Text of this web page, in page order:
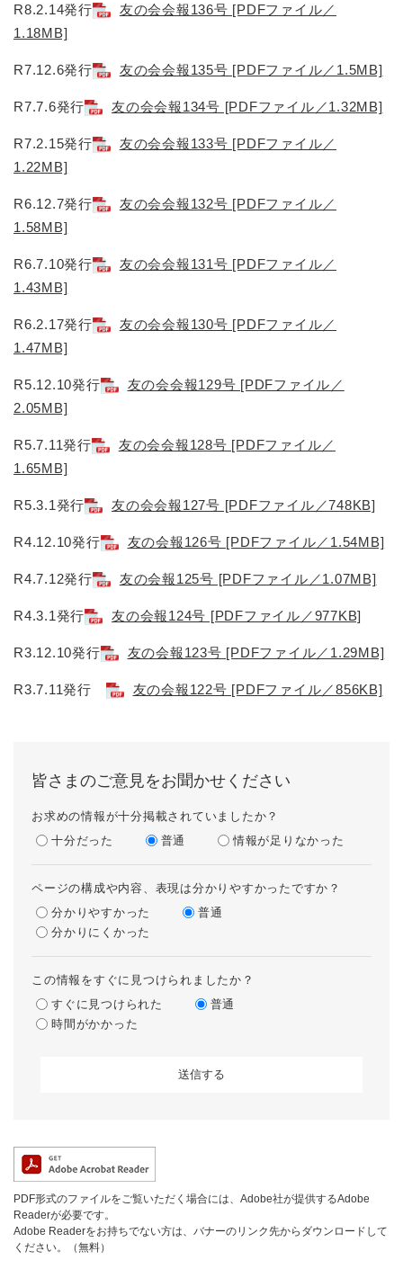
R8.2.14発行
友の会会報136号 [PDFファイル／
1.18MB]
R7.12.6発行 友の会会報135号 [PDFファイル／1.5MB]
R7.7.6発行 友の会会報134号 [PDFファイル／1.32MB]
R7.2.15発行
友の会会報133号 [PDFファイル／
1.22MB]
R6.12.7発行
友の会会報132号 [PDFファイル／
1.58MB]
R6.7.10発行
友の会会報131号 [PDFファイル／
1.43MB]
R6.2.17発行
友の会会報130号 [PDFファイル／
1.47MB]
R5.12.10発行
友の会会報129号 [PDFファイル／
2.05MB]
R5.7.11発行
友の会会報128号 [PDFファイル／
1.65MB]
R5.3.1発行 友の会会報127号 [PDFファイル／748KB]
R4.12.10発行 友の会報126号 [PDFファイル／1.54MB]
R4.7.12発行 友の会報125号 [PDFファイル／1.07MB]
R4.3.1発行 友の会報124号 [PDFファイル／977KB]
R3.12.10発行 友の会報123号 [PDFファイル／1.29MB]
R3.7.11発行 友の会報122号 [PDFファイル／856KB]
皆さまのご意見をお聞かせください
お求めの情報が十分掲載されていましたか？
十分だった
普通 情報が足りなかった
ページの構成や内容、表現は分かりやすかったですか？
分かりやすかった
普通
分かりにくかった
この情報をすぐに見つけられましたか？
すぐに見つけられた
普通
時間がかかった
PDF形式のファイルをご覧いただく場合には、Adobe社が提供するAdobe
Readerが必要です。
Adobe Readerをお持ちでない方は、バナーのリンク先からダウンロードして
ください。（無料）